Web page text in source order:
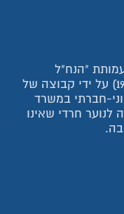
"הנח"ל
החרדי") הוקמה בשנת התשנ"ט (1999) על ידי קבוצה של
חברתי במשרד
חרדי שאינו